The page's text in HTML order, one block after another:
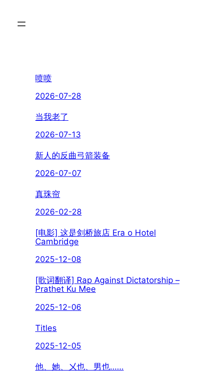
喷喷
2026-07-28
当我老了
2026-07-13
新人的反曲弓箭装备
2026-07-07
真珠帘
2026-02-28
[电影] 这是剑桥旅店 Era o Hotel
Cambridge
2025-12-08
[歌词翻译] Rap Against Dictatorship –
Prathet Ku Mee
2025-12-06
Titles
2025-12-05
他、她、㐅也、男也……